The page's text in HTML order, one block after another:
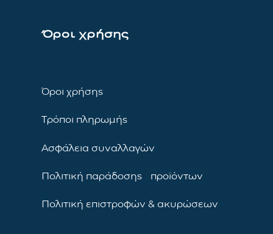
Όροι χρήσης
Όροι χρήσης
Τρόποι πληρωμής
Ασφάλεια συναλλαγών
Πολιτική παράδοσης προϊόντων
Πολιτική επιστροφών & ακυρώσεων